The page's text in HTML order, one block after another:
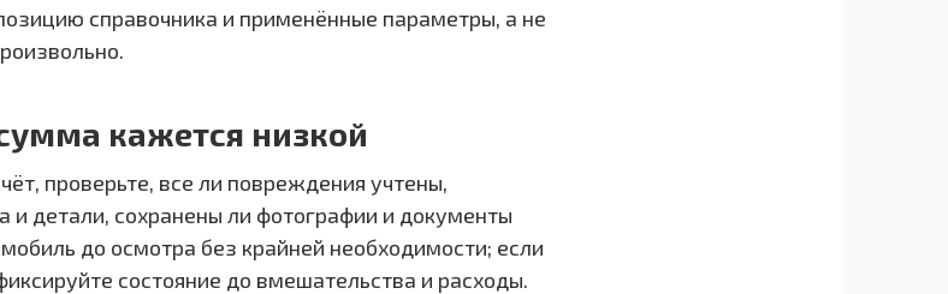
справочника и применённые параметры, а не
кажется низкой
проверьте, все ли повреждения учтены,
и детали, сохранены ли фотографии и документы
до осмотра без крайней необходимости; если
состояние до вмешательства и расходы.